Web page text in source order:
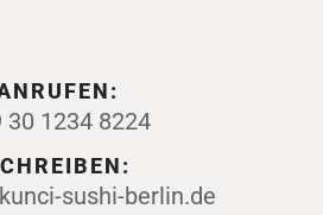
30 1234 8224
sushi-berlin.de